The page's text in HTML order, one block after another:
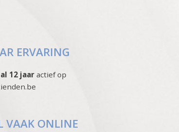
ERVARING
al 12 jaar actief op
VAAK ONLINE